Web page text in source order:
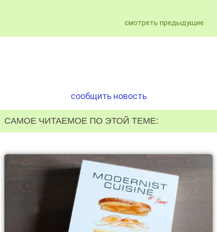
смотреть предыдущие
сообщить новость
САМОЕ ЧИТАЕМОЕ ПО ЭТОЙ ТЕМЕ: